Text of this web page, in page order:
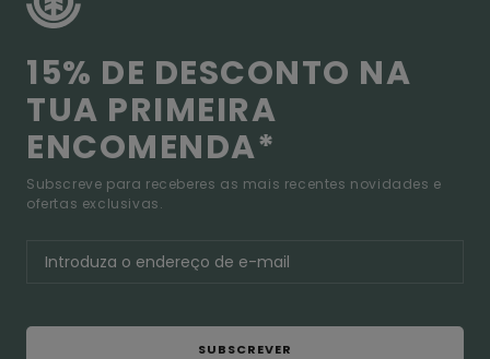
15% DE DESCONTO NA
TUA PRIMEIRA
ENCOMENDA*
Subscreve para receberes as mais recentes novidades e
ofertas exclusivas.
SUBSCREVER